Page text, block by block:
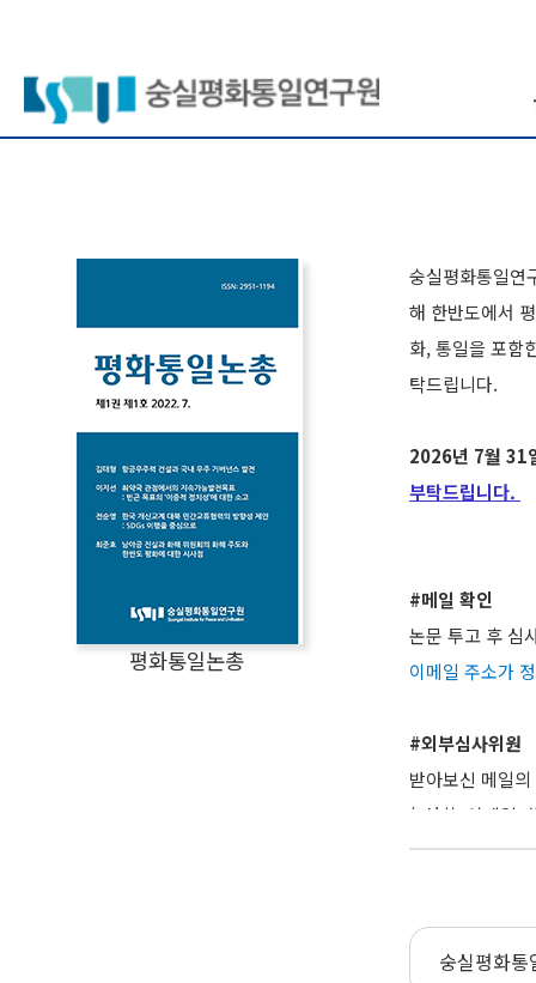
평화통일논총
숭실평화통일연
해 한반도에서
화, 통일을 포함
탁드립니다.
2026년 7월 31
부탁드립니다.
#메일 확인
논문 투고 후 심
이메일 주소가
​#외부심사위원
받아보신 메일
(*성함, 이메일,
자세한 문의를
숭실평화